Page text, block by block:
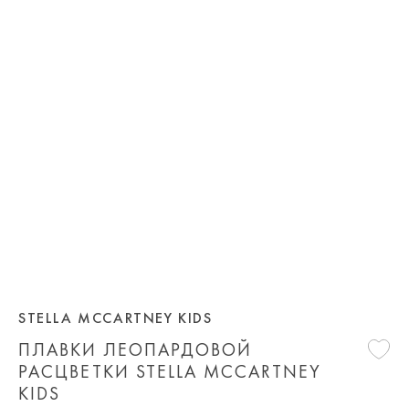
ПЛАВКИ ЛЕОПАРДОВОЙ
РАСЦВЕТКИ STELLA MCCARTNEY
KIDS
STELLA MCCARTNEY KIDS